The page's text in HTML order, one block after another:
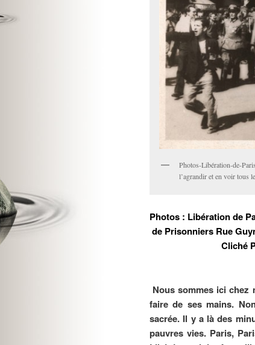
Photos-Libération-de-
l’agrandir et en voir tous
Photos : Libération de
de Prisonniers Rue
Cliché
Nous sommes ici chez
faire de ses mains.
sacrée. Il y a là des
pauvres vies. Paris,